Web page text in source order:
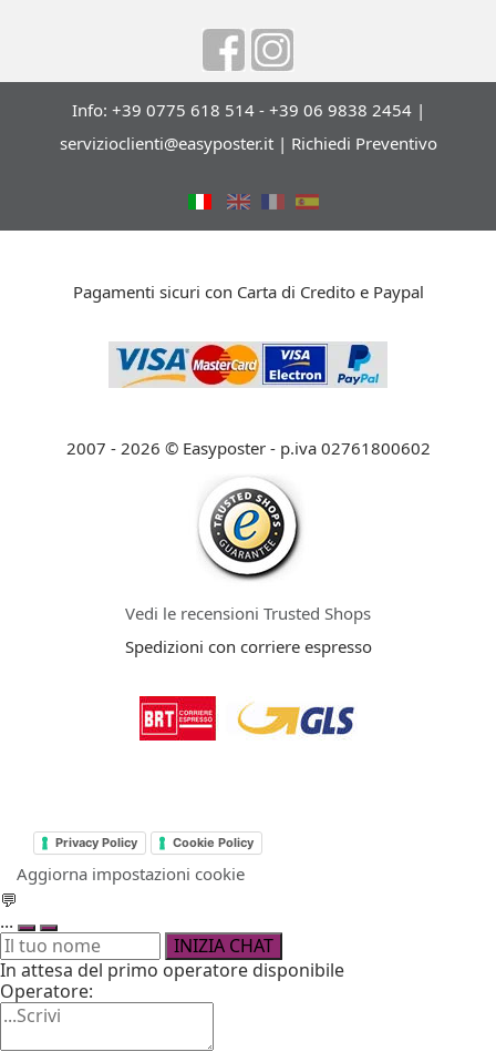
Info: +39 0775 618 514 - +39 06 9838 2454 |
servizioclienti@easyposter.it| Richiedi Preventivo
Pagamenti sicuri con Carta di Credito e Paypal
2007 - 2026 © Easyposter - p.iva 02761800602
Vedi le recensioni Trusted Shops
Spedizioni con corriere espresso
Privacy Policy Cookie Policy
Aggiorna impostazioni cookie
💬
...
INIZIA CHAT
In attesa del primo operatore disponibile
Operatore: